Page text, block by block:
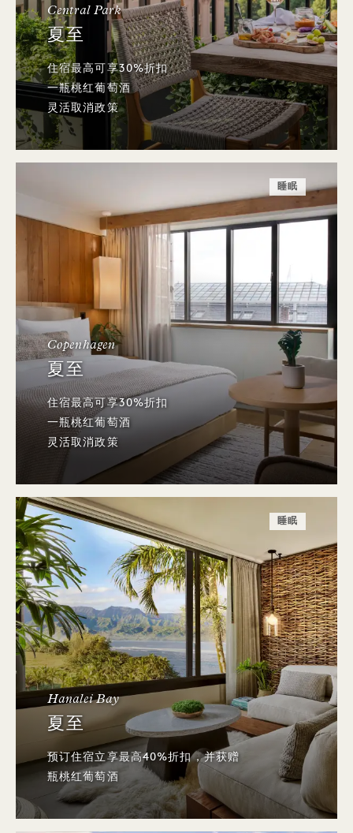
Central Park
夏至
住宿最高可享30%折扣
一瓶桃红葡萄酒
灵活取消政策
睡眠
Copenhagen
夏至
住宿最高可享30%折扣
一瓶桃红葡萄酒
灵活取消政策
睡眠
Hanalei Bay
夏至
预订住宿立享最高40%折扣，并获赠
瓶桃红葡萄酒